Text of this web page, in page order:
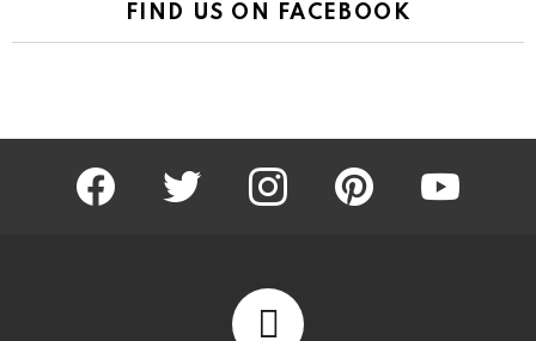
FIND US ON FACEBOOK
facebook twitter instagram pinterest